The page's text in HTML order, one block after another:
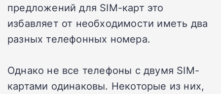
предложений для SIM-карт это
избавляет от необходимости иметь два
разных телефонных номера.
Однако не все телефоны с двумя SIM-
картами одинаковы. Некоторые из них,